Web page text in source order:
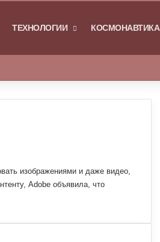
ТЕХНОЛОГИИ КОСМОНАВТИКА
изображениями и даже видео,
Adobe объявила, что